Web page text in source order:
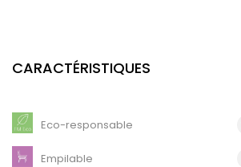
CARACTÉRISTIQUES
Eco-responsable
Empilable